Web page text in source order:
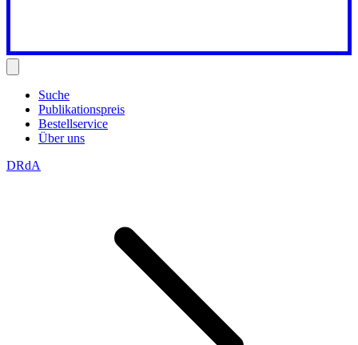
Suche
Publikationspreis
Bestellservice
Über uns
DRdA